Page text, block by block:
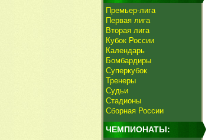
Премьер-лига
Первая лига
Вторая лига
Кубок России
Календарь
Бомбардиры
Суперкубок
Тренеры
Судьи
Стадионы
Сборная России
ЧЕМПИОНАТЫ: